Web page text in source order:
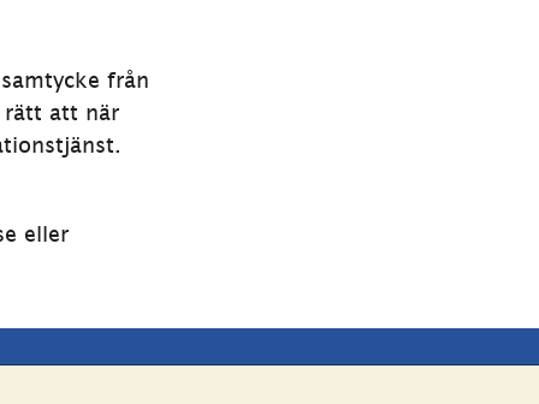
från
rätt att när
eller